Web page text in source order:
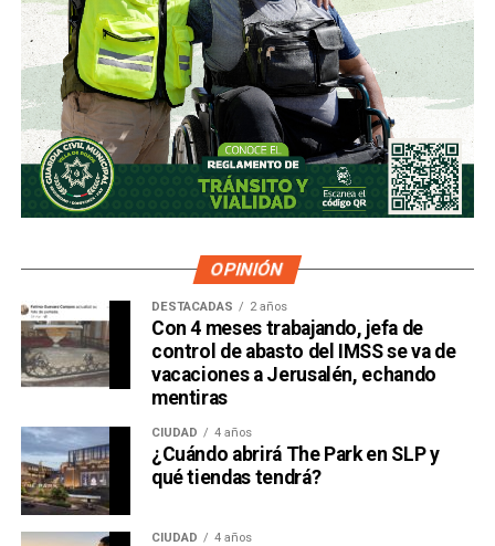
OPINIÓN
DESTACADAS 2 años
Con 4 meses trabajando, jefa de
control de abasto del IMSS se va de
vacaciones a Jerusalén, echando
mentiras
CIUDAD 4 años
¿Cuándo abrirá The Park en SLP y
qué tiendas tendrá?
CIUDAD 4 años